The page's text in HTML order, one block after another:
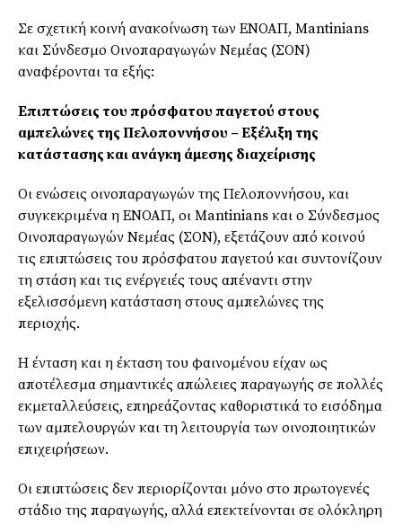
Σε σχετική κοινή ανακοίνωση των ΕΝΟΑΠ, Mantinians
και Σύνδεσμο Οινοπαραγωγών Νεμέας (ΣΟΝ)
αναφέρονται τα εξής:
Επιπτώσεις του πρόσφατου παγετού στους
αμπελώνες της Πελοποννήσου – Εξέλιξη της
κατάστασης και ανάγκη άμεσης διαχείρισης
Οι ενώσεις οινοπαραγωγών της Πελοποννήσου, και
συγκεκριμένα η ΕΝΟΑΠ, οι Mantinians και ο Σύνδεσμος
Οινοπαραγωγών Νεμέας (ΣΟΝ), εξετάζουν από κοινού
τις επιπτώσεις του πρόσφατου παγετού και συντονίζουν
τη στάση και τις ενέργειές τους απέναντι στην
εξελισσόμενη κατάσταση στους αμπελώνες της
περιοχής.
Η ένταση και η έκταση του φαινομένου είχαν ως
αποτέλεσμα σημαντικές απώλειες παραγωγής σε πολλές
εκμεταλλεύσεις, επηρεάζοντας καθοριστικά το εισόδημα
των αμπελουργών και τη λειτουργία των οινοποιητικών
επιχειρήσεων.
Οι επιπτώσεις δεν περιορίζονται μόνο στο πρωτογενές
στάδιο της παραγωγής, αλλά επεκτείνονται σε ολόκληρη